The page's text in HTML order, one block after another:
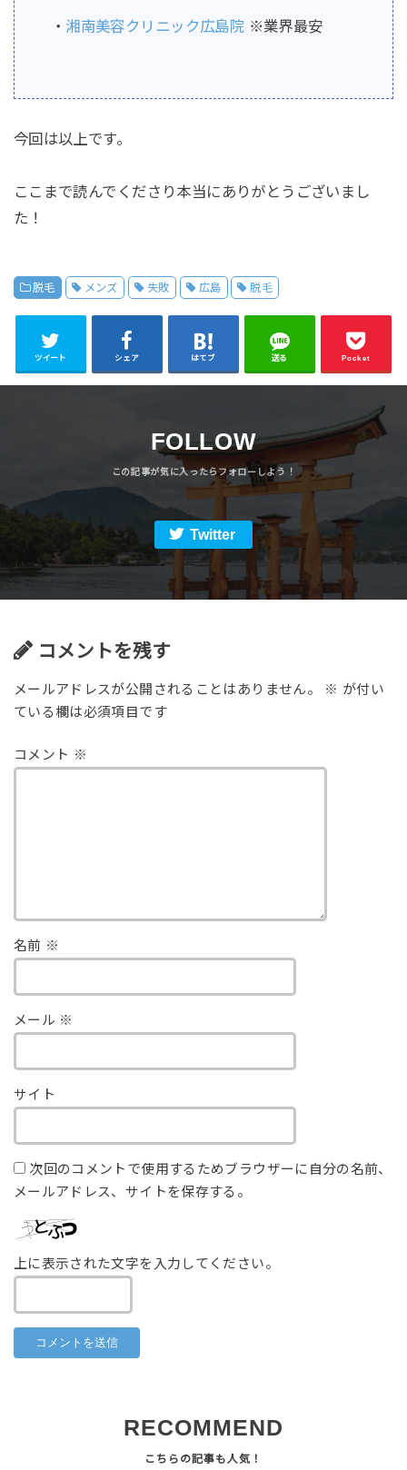
・ 湘南美容クリニック広島院 ※業界最安
今回は以上です。
ここまで読んでくださり本当にありがとうございまし
た！
脱毛 メンズ 失敗 広島 脱毛
ツイート シェア はてブ 送る Pocket
FOLLOW
Twitter
コメントを残す
メールアドレスが公開されることはありません。 ※ が付い
ている欄は必須項目です
コメント ※
名前 ※
メール ※
サイト
次回のコメントで使用するためブラウザーに自分の名前、
メールアドレス、サイトを保存する。
上に表示された文字を入力してください。
RECOMMEND